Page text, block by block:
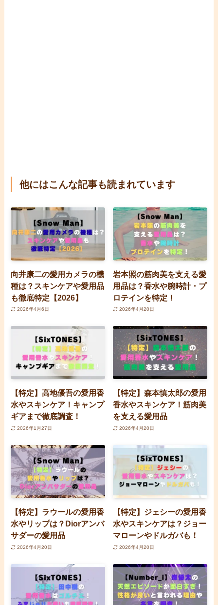
他にはこんな記事も読まれています
向井康二の愛用カメラの機
種は？スキンケアや愛用品
も徹底特定【2026】
2026年4月6日
岩本照の筋肉美を支える愛
用品は？香水や腕時計・プ
ロテインを特定！
2026年4月20日
【特定】高地優吾の愛用香
水やスキンケア！キャンプ
ギアまで徹底調査！
2026年1月27日
【特定】森本慎太郎の愛用
香水やスキンケア！筋肉美
を支える愛用品
2026年4月20日
【特定】ラウールの愛用香
水やリップは？Diorアンバ
サダーの愛用品
2026年4月20日
【特定】ジェシーの愛用香
水やスキンケアは？ジョー
マローンやドルガバも！
2026年4月20日